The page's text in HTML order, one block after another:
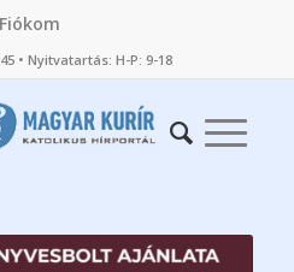
Fiókom
• Nyitvatartás: H-P: 9-18